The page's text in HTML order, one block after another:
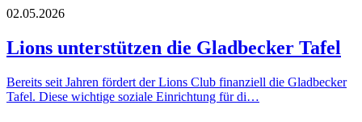
02.05.2026
Lions unterstützen die Gladbecker Tafel
Bereits seit Jahren fördert der Lions Club finanziell die Gladbecker
Tafel. Diese wichtige soziale Einrichtung für di…